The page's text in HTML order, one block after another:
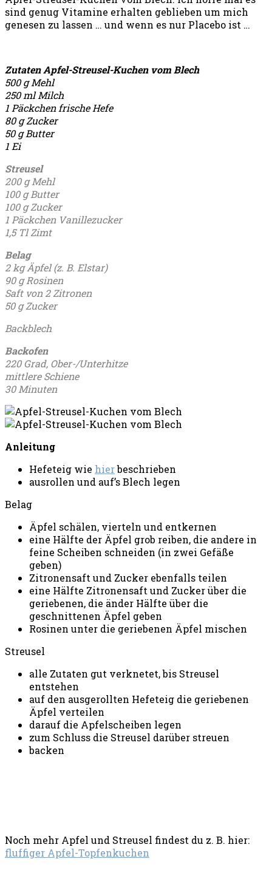
sind genug Vitamine erhalten geblieben um mich
genesen zu lassen … und wenn es nur Placebo ist …
Zutaten Apfel-Streusel-Kuchen vom Blech
500 g Mehl
250 ml Milch
1 Päckchen frische Hefe
80 g Zucker
50 g Butter
1 Ei
Streusel
200 g Mehl
100 g Butter
100 g Zucker
1 Päckchen Vanillezucker
1,5 Tl Zimt
Belag
2 kg Äpfel (z. B. Elstar)
90 g Rosinen
Saft von 2 Zitronen
50 g Zucker
Backblech
Backofen
220 Grad, Ober-/Unterhitze
mittlere Schiene
30 Minuten
Anleitung
Hefeteig wie hierbeschrieben
ausrollen und auf’s Blech legen
Belag
Äpfel schälen, vierteln und entkernen
eine Hälfte der Äpfel grob reiben, die andere in
feine Scheiben schneiden (in zwei Gefäße
geben)
Zitronensaft und Zucker ebenfalls teilen
eine Hälfte Zitronensaft und Zucker über die
geriebenen, die änder Hälfte über die
geschnittenen Äpfel geben
Rosinen unter die geriebenen Äpfel mischen
Streusel
alle Zutaten gut verknetet, bis Streusel
entstehen
auf den ausgerollten Hefeteig die geriebenen
Äpfel verteilen
darauf die Apfelscheiben legen
zum Schluss die Streusel darüber streuen
backen
Noch mehr Apfel und Streusel findest du z. B. hier:
fluffiger Apfel-Topfenkuchen